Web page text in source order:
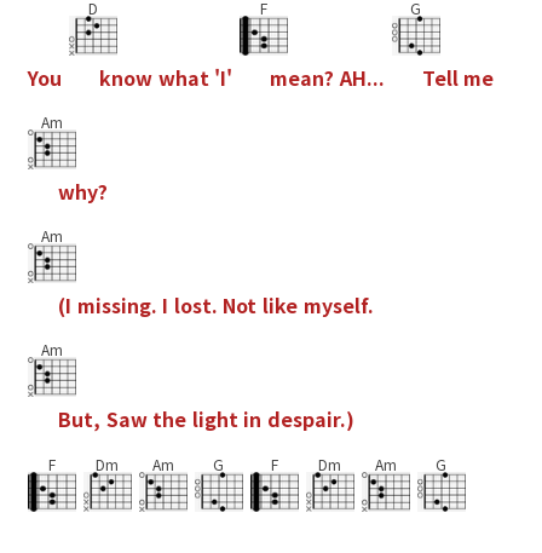
You
D
know what 'I'
F
mean? AH...
G
Tell me
Am
why?
Am
(I missing. I lost. Not like myself.
Am
But, Saw the light in despair.)
F Dm Am G F Dm Am G